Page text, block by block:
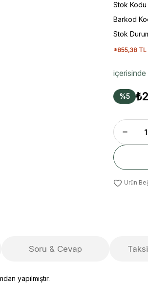
Stok Kodu
Barkod
Stok
*855,38 TL
%5
Soru & Cevap
yapılmıştır.